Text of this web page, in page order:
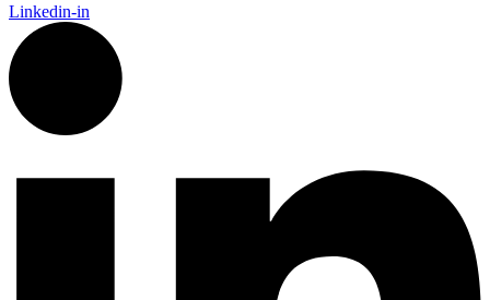
Linkedin-in